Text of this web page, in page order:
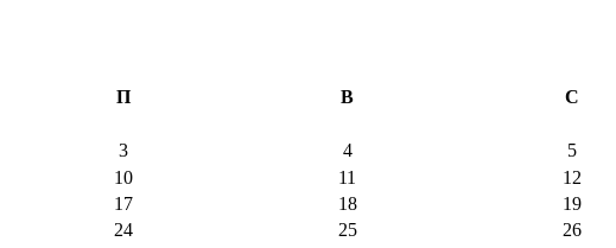
П В С
3
4 5
10
11 12
17
18 19
24
25 26